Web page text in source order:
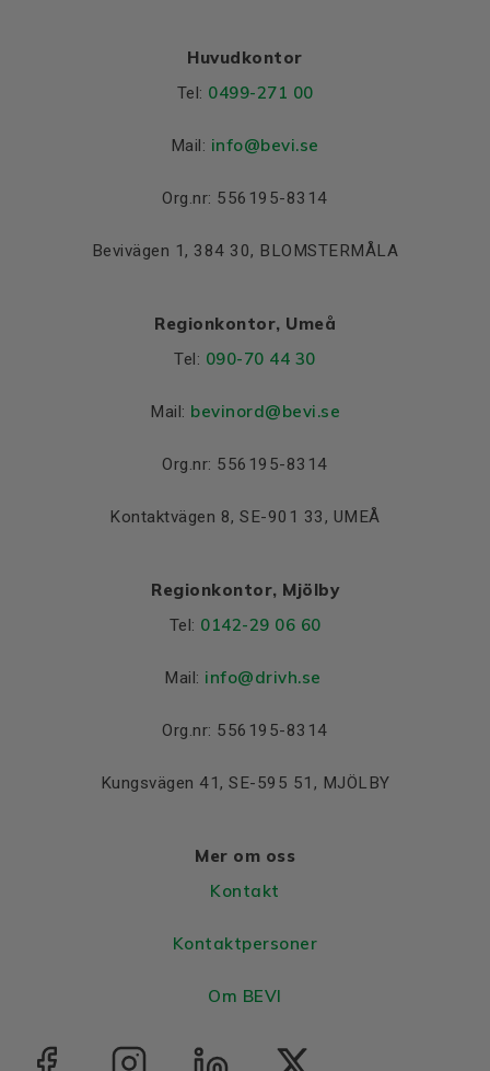
Huvudkontor
Tel: 0499-271 00
Mail: info@bevi.se
Org.nr: 556195-8314
Bevivägen 1, 384 30, BLOMSTERMÅLA
Regionkontor, Umeå
Tel: 090-70 44 30
Mail: bevinord@bevi.se
Org.nr: 556195-8314
Kontaktvägen 8, SE-901 33, UMEÅ
Regionkontor, Mjölby
Tel: 0142-29 06 60
Mail: info@drivh.se
Org.nr: 556195-8314
Kungsvägen 41, SE-595 51, MJÖLBY
Mer om oss
Kontakt
Kontaktpersoner
Om BEVI